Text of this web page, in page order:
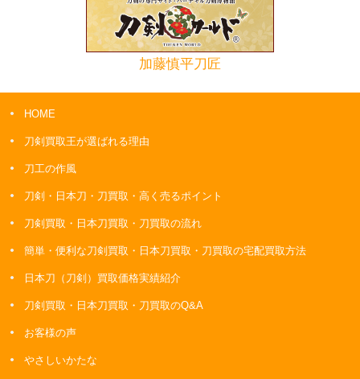
加藤慎平刀匠
HOME
刀剣買取王が選ばれる理由
刀工の作風
刀剣・日本刀・刀買取・高く売るポイント
刀剣買取・日本刀買取・刀買取の流れ
簡単・便利な刀剣買取・日本刀買取・刀買取の宅配買取方法
日本刀（刀剣）買取価格実績紹介
刀剣買取・日本刀買取・刀買取のQ&A
お客様の声
やさしいかたな